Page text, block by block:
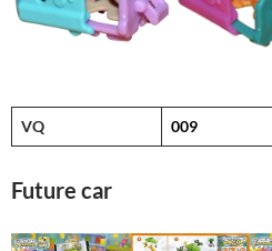
VQ 009
Future car